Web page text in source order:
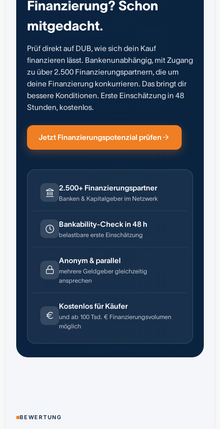
Finanzierung? Schon
mitgedacht.
Prüf direkt auf DUB, wie sich dein Kauf
finanzieren lässt. Bankenunabhängig, mit Zugang
zu über 2.500 Finanzierungspartnern, die um
deine Finanzierung konkurrieren. Das bringt dir
bessere Konditionen. Erste Einschätzung in 48
Stunden, kostenlos.
Jetzt Finanzierungspotenzial prüfen
2.500+ Finanzierungspartner
Banken & Kapitalgeber im Netzwerk
Bankability-Check in 48 h
belastbare erste Einschätzung
Anonym & parallel
mehrere Geldgeber gleichzeitig
ansprechen
Kostenlos für Käufer
und ab 100 Tsd. € Finanzierungsvolumen
möglich
BEWERTUNG